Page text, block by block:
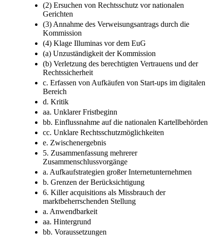
(2) Ersuchen von Rechtsschutz vor nationalen
Gerichten
(3) Annahme des Verweisungsantrags durch die
Kommission
(4) Klage Illuminas vor dem EuG
(a) Unzuständigkeit der Kommission
(b) Verletzung des berechtigten Vertrauens und der
Rechtssicherheit
c. Erfassen von Aufkäufen von Start-ups im digitalen
Bereich
d. Kritik
aa. Unklarer Fristbeginn
bb. Einflussnahme auf die nationalen Kartellbehörden
cc. Unklare Rechtsschutzmöglichkeiten
e. Zwischenergebnis
5. Zusammenfassung mehrerer
Zusammenschlussvorgänge
a. Aufkaufstrategien großer Internetunternehmen
b. Grenzen der Berücksichtigung
6. Killer acquisitions als Missbrauch der
marktbeherrschenden Stellung
a. Anwendbarkeit
aa. Hintergrund
bb. Voraussetzungen